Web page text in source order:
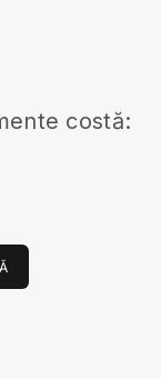
costă: